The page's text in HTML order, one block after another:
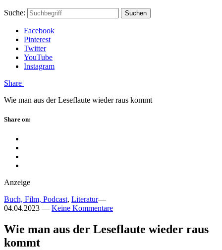
Skip
content
Hauptstadtmutti
Schließen
Search
Schließen
Suche: Suchen
Facebook
Pinterest
Twitter
YouTube
Instagram
Menü
Share
Wie man aus der Leseflaute wieder raus kommt
Schließen
Share on:
Anzeige
Buch, Film, Podcast, Literatur—
04.04.2023 — Keine Kommentare
Wie man aus der Leseflaute wieder raus
kommt